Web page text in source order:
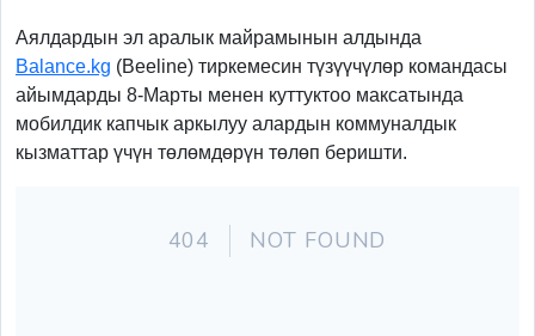
Аялдардын эл аралык майрамынын алдында
Balance.kg (Beeline) тиркемесин түзүүчүлөр командасы
айымдарды 8-Марты менен куттуктоо максатында
мобилдик капчык аркылуу алардын коммуналдык
кызматтар үчүн төлөмдөрүн төлөп беришти.